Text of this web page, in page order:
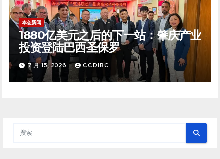
本会新闻
1880亿美元之后的下一站：肇庆产业
投资登陆巴西圣保罗
7 月 15, 2026 CCDIBC